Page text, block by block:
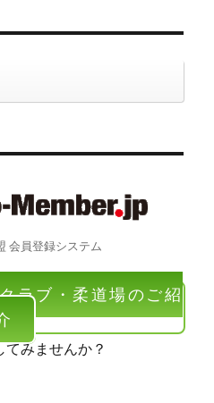
会員登録システム
ラブ・柔道場のご紹
みませんか？